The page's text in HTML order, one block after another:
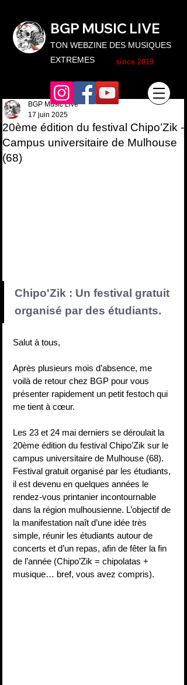
TON WEBZINE DES MUSIQUES
EXTREMES
BGP MUSIC LIVE
since 2019
20ème édition du festival Chipo’Zik -
Campus universitaire de Mulhouse
(68)
BGP Music Live
17 juin 2025
Chipo'Zik : Un festival gratuit
organisé par des étudiants.
Salut à tous,
Après plusieurs mois d’absence, me
voilà de retour chez BGP pour vous
présenter rapidement un petit festoch qui
me tient à cœur.
Les 23 et 24 mai derniers se déroulait la
20ème édition du festival Chipo’Zik sur le
campus universitaire de Mulhouse (68).
Festival gratuit organisé par les étudiants,
il est devenu en quelques années le
rendez-vous printanier incontournable
dans la région mulhousienne. L’objectif de
la manifestation naît d’une idée très
simple, réunir les étudiants autour de
concerts et d’un repas, afin de fêter la fin
de l’année (Chipo’Zik = chipolatas +
musique… bref, vous avez compris).